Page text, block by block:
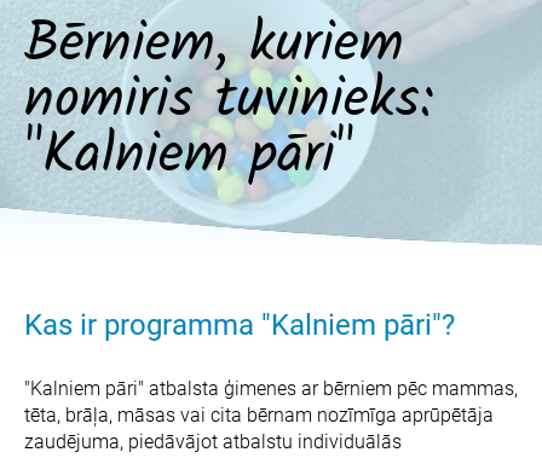
Bērniem, kuriem
nomiris tuvinieks:
"Kalniem pāri"
Kas ir programma "Kalniem pāri"?
"Kalniem pāri" atbalsta ģimenes ar bērniem pēc mammas,
tēta, brāļa, māsas vai cita bērnam nozīmīga aprūpētāja
zaudējuma, piedāvājot atbalstu individuālās